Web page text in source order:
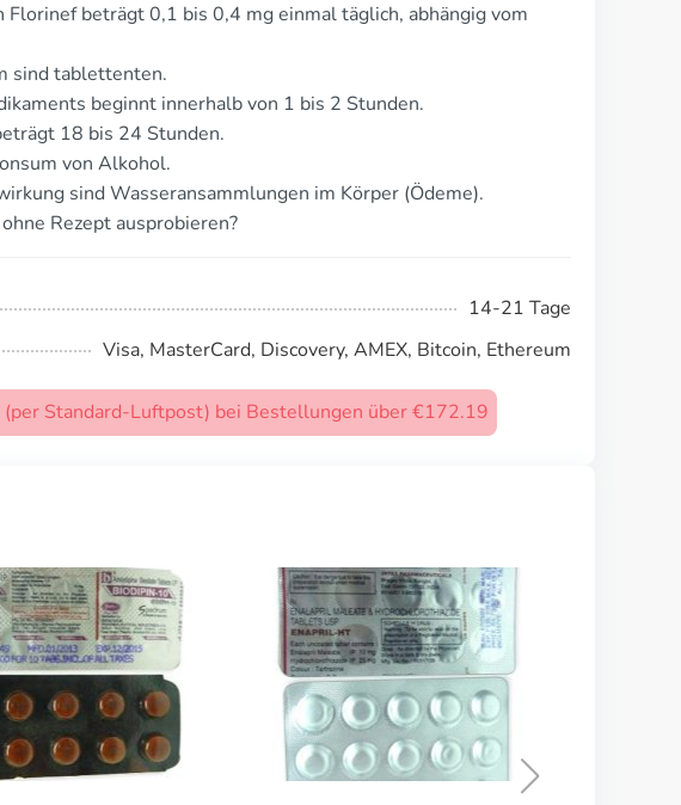
Florinef beträgt 0,1 bis 0,4 mg einmal täglich, abhängig vom
sind tablettenten.
beginnt innerhalb von 1 bis 2 Stunden.
18 bis 24 Stunden.
von Alkohol.
sind Wasseransammlungen im Körper (Ödeme).
Rezept ausprobieren?
14-21 Tage
Visa, MasterCard, Discovery, AMEX, Bitcoin, Ethereum
Standard-Luftpost) bei Bestellungen über €172.19